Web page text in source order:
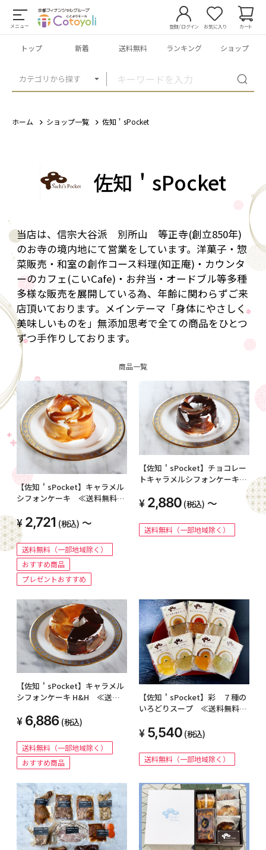
メニュー
カテゴリから探す
登録/ログイン お気に入り カート
トップ 新着 送料無料 ランキング ショップ
ホーム ショップ一覧 佐知＇sPocket
佐知＇sPocket
当店は、信宗大谷派 別所山 等正寺(創立850年)
のお寺の境内地にて営業をしています。洋菓子・惣
菜販売・和室の創作コース料理(知正庵)・カウンタ
ーのカフェ(こいCafe)・お弁当・オードブル等多種
多様な販売を展開している為、年齢に関わらずご来
店頂いております。メインテーマ「身体にやさしく
美味しいものを」無添加思考で全ての商品をひとつ
ずつ手作りしております。
商品一覧
【佐知＇sPocket】キャラメル
シフォンケーキ ≪送料無料
2,721 (税込) ～
送料無料（一部地域除く）
おすすめ商品
プレゼントおすすめ
【佐知＇sPocket】チョコレー
トキャラメルシフォンケーキ
≪送料無料（一部地域除く）≫
2,880 (税込) ～
送料無料（一部地域除く）
【佐知＇sPocket】キャラメル
シフォンケーキ H&H ≪送料
6,886 (税込)
送料無料（一部地域除く）
おすすめ商品
【佐知＇sPocket】彩 ７種の
いろどりスープ ≪送料無料
5,540 (税込)
送料無料（一部地域除く）